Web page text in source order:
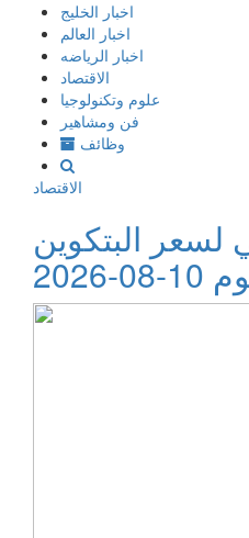
إذهب
المحتوى
اخبار الخليج
اخبار العالم
اخبار الرياضه
الاقتصاد
علوم وتكنولوجيا
فن ومشاهير
وظائف
الاقتصاد
البتكوين
2026